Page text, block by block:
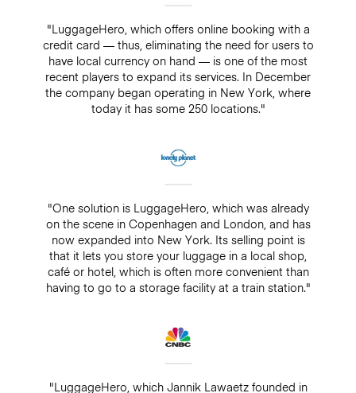
"LuggageHero, which offers online booking with a
credit card — thus, eliminating the need for users to
have local currency on hand — is one of the most
recent players to expand its services. In December
the company began operating in New York, where
today it has some 250 locations."
"One solution is LuggageHero, which was already
on the scene in Copenhagen and London, and has
now expanded into New York. Its selling point is
that it lets you store your luggage in a local shop,
café or hotel, which is often more convenient than
having to go to a storage facility at a train station."
"LuggageHero, which Jannik Lawaetz founded in